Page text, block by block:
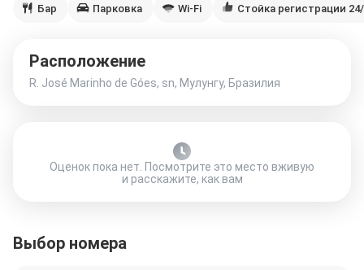
Бар Парковка Wi-Fi Стойка регистрации
Расположение
R. José Marinho de Góes, sn, Мулунгу, Бразилия
Оценок пока нет. Посмотрите это место вживую
и расскажите, как вам
Выбор номера